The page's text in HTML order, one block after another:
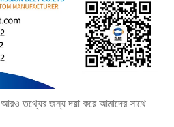
আরও তথ্যের জন্য দয়া করে আমাদের সাথে